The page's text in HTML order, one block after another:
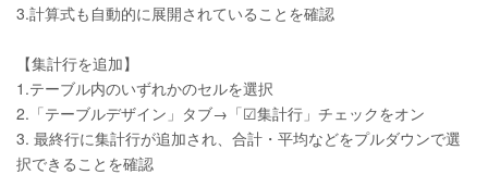
3.計算式も自動的に展開されていることを確認
【集計行を追加】
1.テーブル内のいずれかのセルを選択
2.「テーブルデザイン」タブ→「☑集計行」チェックをオン
3. 最終行に集計行が追加され、合計・平均などをプルダウンで選
択できることを確認